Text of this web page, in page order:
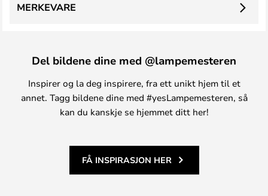
MERKEVARE
Del bildene dine med @lampemesteren
Inspirer og la deg inspirere, fra ett unikt hjem til et
annet. Tagg bildene dine med #yesLampemesteren, så
kan du kanskje se hjemmet ditt her!
FÅ INSPIRASJON HER